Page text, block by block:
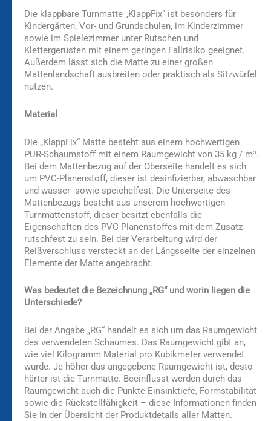
Die klappbare Turnmatte „KlappFix“ ist besonders für
Kindergärten, Vor- und Grundschulen, im Kinderzimmer
sowie im Spielezimmer unter Rutschen und
Klettergerüsten mit einem geringen Fallrisiko geeignet.
Außerdem lässt sich die Matte zu einer großen
Mattenlandschaft ausbreiten oder praktisch als Sitzwürfel
nutzen.
Material
Die „KlappFix“ Matte besteht aus einem hochwertigen
PUR-Schaumstoff mit einem Raumgewicht von 35 kg / m³.
Bei dem Mattenbezug auf der Oberseite handelt es sich
um PVC-Planenstoff, dieser ist desinfizierbar, abwaschbar
und wasser- sowie speichelfest. Die Unterseite des
Mattenbezugs besteht aus unserem hochwertigen
Turnmattenstoff, dieser besitzt ebenfalls die
Eigenschaften des PVC-Planenstoffes mit dem Zusatz
rutschfest zu sein. Bei der Verarbeitung wird der
Reißverschluss versteckt an der Längsseite der einzelnen
Elemente der Matte angebracht.
Was bedeutet die Bezeichnung „RG“ und worin liegen die
Unterschiede?
Bei der Angabe „RG“ handelt es sich um das Raumgewicht
des verwendeten Schaumes. Das Raumgewicht gibt an,
wie viel Kilogramm Material pro Kubikmeter verwendet
wurde. Je höher das angegebene Raumgewicht ist, desto
härter ist die Turnmatte. Beeinflusst werden durch das
Raumgewicht auch die Punkte Einsinktiefe, Formstabilität
sowie die Rückstellfähigkeit – diese Informationen finden
Sie in der Übersicht der Produktdetails aller Matten.